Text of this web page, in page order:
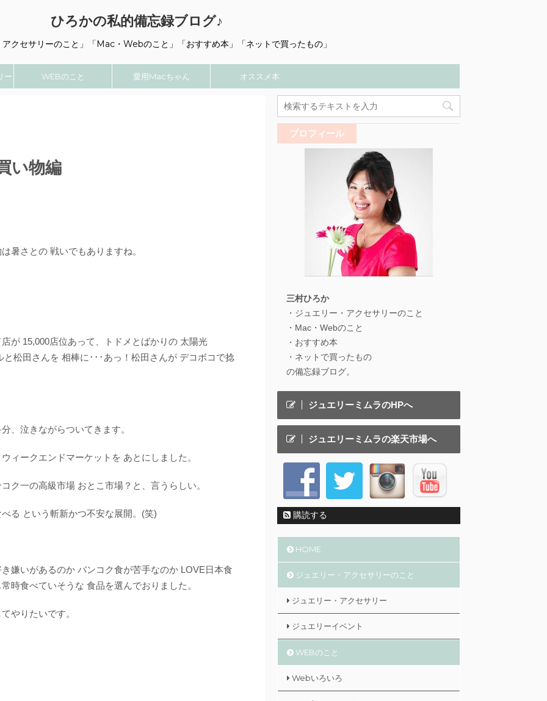
ひろかの私的備忘録ブログ♪
クセサリーのこと」「Mac・Webのこと」「おすすめ本」「ネットで買ったもの」
ー WEBのこと 愛用Macちゃん オススメ本
い物編
暑さとの 戦いでもありますね。
が 15,000店位あって、トドメとばかりの 太陽光
松田さんを 相棒に･･･あっ！松田さんが デコボコで捻
、泣きながらついてきます。
ィークエンドマーケットを あとにしました。
ク一の高級市場 おとこ市場？と、言うらしい。
る という斬新かつ不安な展開。(笑)
嫌いがあるのか バンコク食が苦手なのか LOVE日本食
時食べていそうな 食品を選んでおりました。
やりたいです。
プロフィール
三村ひろか
・ジュエリー・アクセサリーのこと
・Mac・Webのこと
・おすすめ本
・ネットで買ったもの
の備忘録ブログ。
ジュエリーミムラのHPへ
ジュエリーミムラの楽天市場へ
購読する
HOME
ジュエリー・アクセサリーのこと
ジュエリー・アクセサリー
ジュエリーイベント
WEBのこと
Webいろいろ